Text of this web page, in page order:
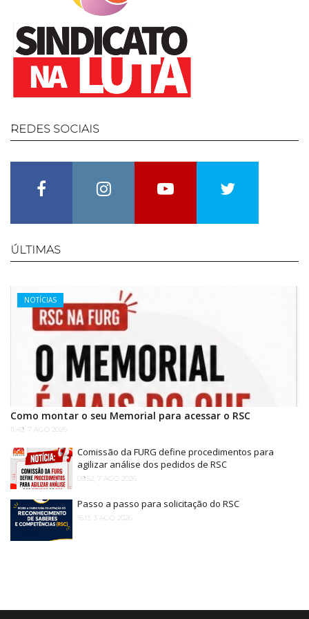
REDES SOCIAIS
Instagram Youtube
ÚLTIMAS
Categories
NOTÍCIAS
Como montar o seu Memorial para acessar o RSC
11:49, 7 AGO 2026
Comissão da FURG define procedimentos para
agilizar análise dos pedidos de RSC
09:52, 7 AGO 2026
Passo a passo para solicitação do RSC
16:13, 3 AGO 2026